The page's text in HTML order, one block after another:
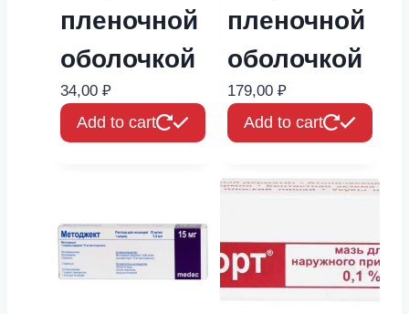
пленочной
оболочкой
34,00 ₽
Add to cart
пленочной
оболочкой
179,00 ₽
Add to cart